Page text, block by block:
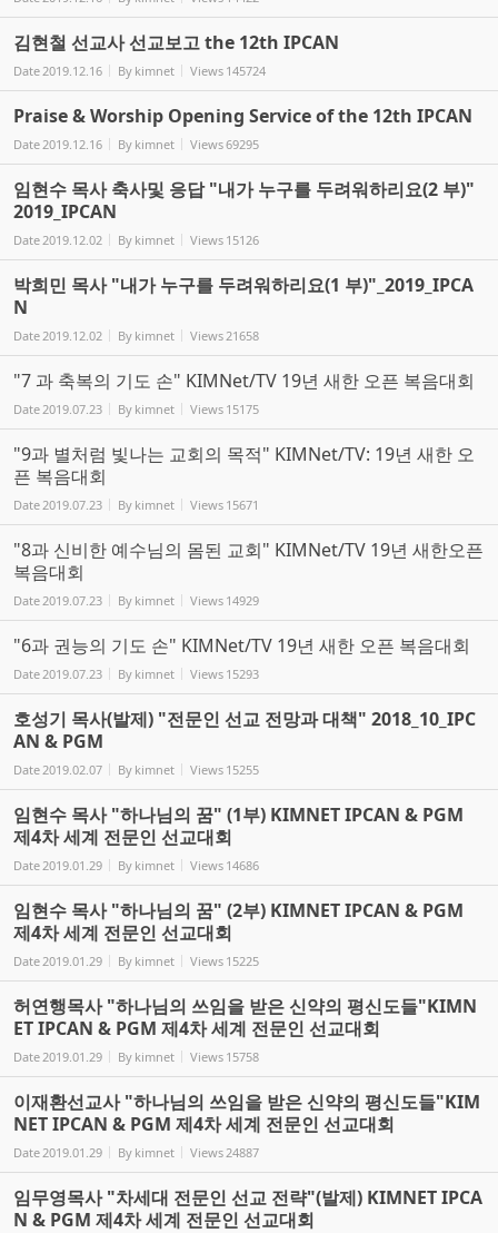
김현철 선교사 선교보고 the 12th IPCAN
Date2019.12.16 By kimnet Views 145724
Praise & Worship Opening Service of the 12th IPCAN
Date2019.12.16 By kimnet Views69295
임현수 목사 축사및 응답 "내가 누구를 두려워하리요(2 부)"
2019_IPCAN
Date2019.12.02 By kimnet Views 15126
박희민 목사 "내가 누구를 두려워하리요(1 부)"_2019_IPCA
N
Date2019.12.02 By kimnet Views21658
"7 과 축복의 기도 손" KIMNet/TV 19년 새한 오픈 복음대회
Date2019.07.23 By kimnet Views 15175
"9과 별처럼 빛나는 교회의 목적" KIMNet/TV: 19년 새한 오
픈 복음대회
Date2019.07.23 By kimnet Views 15671
"8과 신비한 예수님의 몸된 교회" KIMNet/TV 19년 새한오픈
복음대회
Date2019.07.23 By kimnet Views 14929
"6과 권능의 기도 손" KIMNet/TV 19년 새한 오픈 복음대회
Date2019.07.23 By kimnet Views 15293
호성기 목사(발제) "전문인 선교 전망과 대책" 2018_10_IPC
AN & PGM
Date2019.02.07 By kimnet Views 15255
임현수 목사 "하나님의 꿈" (1부) KIMNET IPCAN & PGM
제4차 세계 전문인 선교대회
Date2019.01.29 By kimnet Views 14686
임현수 목사 "하나님의 꿈" (2부) KIMNET IPCAN & PGM
제4차 세계 전문인 선교대회
Date2019.01.29 By kimnet Views 15225
허연행목사 "하나님의 쓰임을 받은 신약의 평신도들"KIMN
ET IPCAN & PGM 제4차 세계 전문인 선교대회
Date2019.01.29 By kimnet Views 15758
이재환선교사 "하나님의 쓰임을 받은 신약의 평신도들"KIM
NET IPCAN & PGM 제4차 세계 전문인 선교대회
Date2019.01.29 By kimnet Views24887
임무영목사 "차세대 전문인 선교 전략"(발제) KIMNET IPCA
N & PGM 제4차 세계 전문인 선교대회